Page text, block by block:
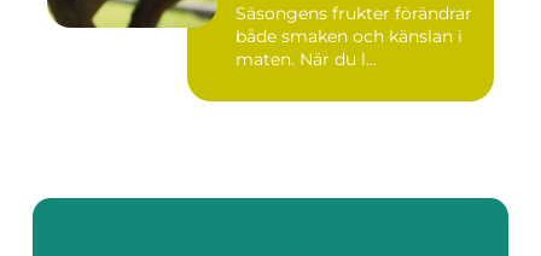
Säsongens frukter förändrar
både smaken och känslan i
maten. När du l...